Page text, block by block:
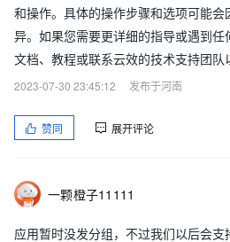
和操作。具体的操作步骤和选项可能
异。如果您需要更详细的指导或遇到
文档、教程或联系云效的技术支持团队
2023-07-30 23:45:12
发布于河南
赞同 展开评论
一颗橙子11111
应用暂时没发分组，不过我们以后会